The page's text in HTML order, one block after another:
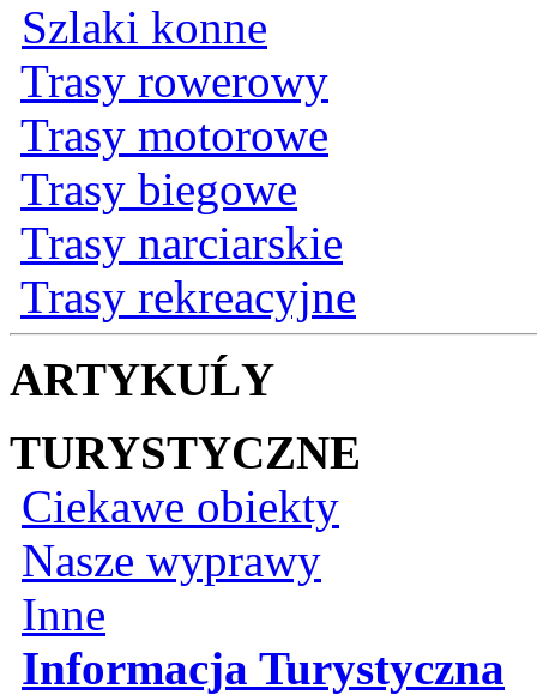
Szlaki konne
Trasy rowerowy
Trasy motorowe
Trasy biegowe
Trasy narciarskie
Trasy rekreacyjne
ARTYKUĹY
TURYSTYCZNE
Ciekawe obiekty
Nasze wyprawy
Inne
Informacja Turystyczna